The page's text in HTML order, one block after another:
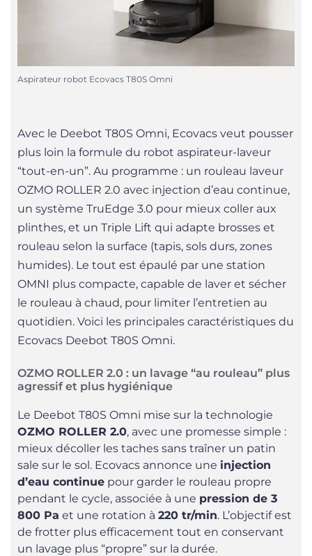
Aspirateur robot Ecovacs T80S Omni
Avec le Deebot T80S Omni, Ecovacs veut pousser
plus loin la formule du robot aspirateur-laveur
“tout-en-un”. Au programme : un rouleau laveur
OZMO ROLLER 2.0 avec injection d’eau continue,
un système TruEdge 3.0 pour mieux coller aux
plinthes, et un Triple Lift qui adapte brosses et
rouleau selon la surface (tapis, sols durs, zones
humides). Le tout est épaulé par une station
OMNI plus compacte, capable de laver et sécher
le rouleau à chaud, pour limiter l’entretien au
quotidien. Voici les principales caractéristiques du
Ecovacs Deebot T80S Omni.
OZMO ROLLER 2.0 : un lavage “au rouleau” plus
agressif et plus hygiénique
Le Deebot T80S Omni mise sur la technologie
OZMO ROLLER 2.0, avec une promesse simple :
mieux décoller les taches sans traîner un patin
sale sur le sol. Ecovacs annonce une injection
d’eau continue pour garder le rouleau propre
pendant le cycle, associée à une pression de 3
800 Pa et une rotation à 220 tr/min. L’objectif est
de frotter plus efficacement tout en conservant
un lavage plus “propre” sur la durée.